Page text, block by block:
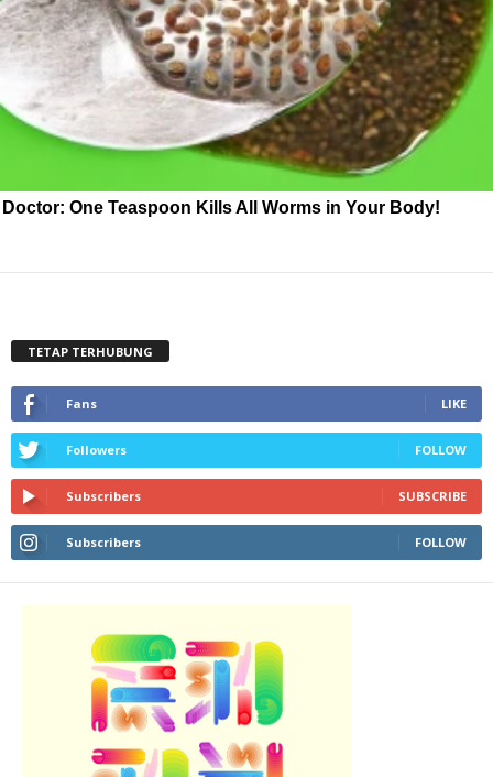
Doctor: One Teaspoon Kills All Worms in Your Body!
TETAP TERHUBUNG
Fans LIKE
Followers FOLLOW
Subscribers SUBSCRIBE
Subscribers FOLLOW